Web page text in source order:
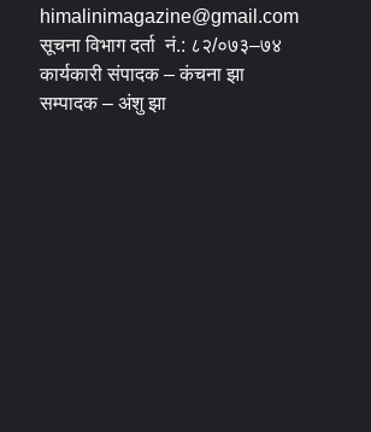
himalinimagazine@gmail.com
सूचना विभाग दर्ता नं.: ८२/०७३–७४
कार्यकारी संपादक – कंचना झा
सम्पादक – अंशु झा